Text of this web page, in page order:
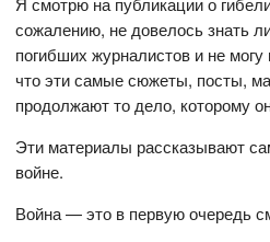
сожалению, не довелось знать
погибших журналистов и не
что эти самые сюжеты, посты,
продолжают то дело, которому
Эти материалы рассказывают
войне.
Война — это в первую очередь